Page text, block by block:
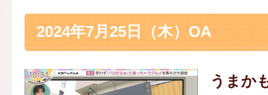
2024年7月25日（木）OA
うまか